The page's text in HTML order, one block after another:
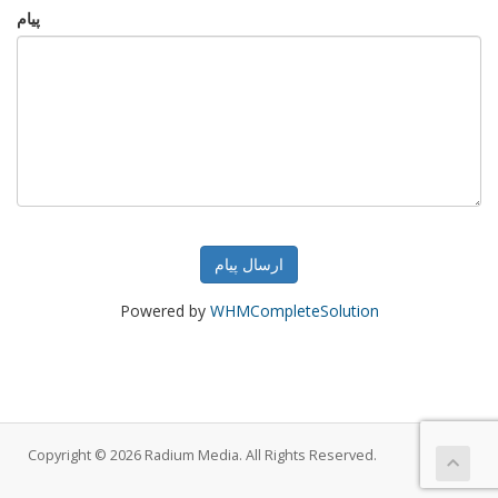
پیام
ارسال پیام
Powered by WHMCompleteSolution
Copyright © 2026 Radium Media. All Rights Reserved.